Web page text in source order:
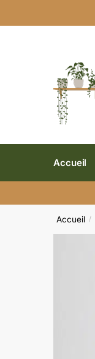
Accueil
Accueil /